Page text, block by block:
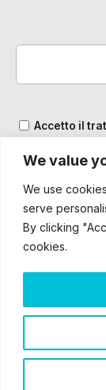
We value
We use
serve
By clicking
cookies.
Accetto il